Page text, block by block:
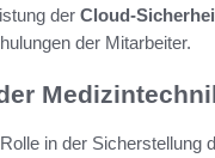
der Cloud-
der Mitarbeiter.
in der Sicherstellung